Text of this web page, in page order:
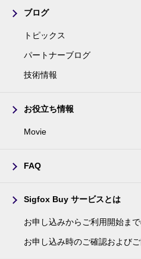
ブログ
トピックス
パートナーブログ
技術情報
お役立ち情報
Movie
FAQ
Sigfox Buy サービスとは
お申し込みからご利用開始ま
お申し込み時のご確認および